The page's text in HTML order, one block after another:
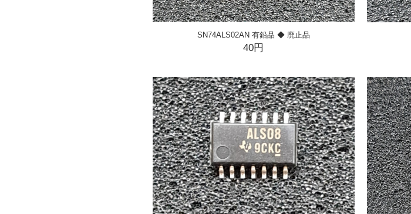
SN74ALS02AN 有鉛品 ◆ 廃止品
40円